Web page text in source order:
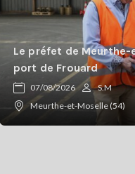
Le préfet de
port de Frouard
07/08/2026
S.M
Meurthe-et-Moselle (54)